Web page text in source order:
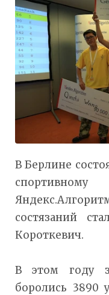
В Берлине
состязаний
Короткевич.
В этом году
боролись 3890